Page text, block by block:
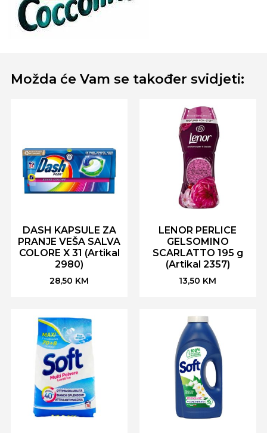
Možda će Vam se također svidjeti:
DASH KAPSULE ZA
PRANJE VEŠA SALVA
COLORE X 31 (Artikal
2980)
28,50 KM
LENOR PERLICE
GELSOMINO
SCARLATTO 195 g
(Artikal 2357)
13,50 KM